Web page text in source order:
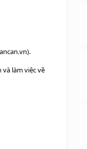
làm việc về